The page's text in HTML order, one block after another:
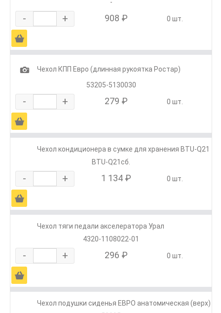
-
- + 908 ₽ 0 шт.
Ä
1
Чехол КПП Евро (длинная рукоятка Ростар)
53205-5130030
- + 279 ₽ 0 шт.
Ä
Чехол кондиционера в сумке для хранения BTU-Q21
BTU-Q21сб.
- + 1 134 ₽ 0 шт.
Ä
Чехол тяги педали акселератора Урал
4320-1108022-01
- + 296 ₽ 0 шт.
Ä
Чехол подушки сиденья ЕВРО анатомическая (верх)